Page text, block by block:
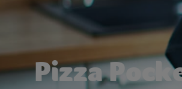
Pizza